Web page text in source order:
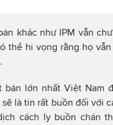
khác như IPM vẫn
thể hi vọng rằng họ
bản lớn nhất Việt Nam
là tin rất buồn đối với
cách ly buồn chán